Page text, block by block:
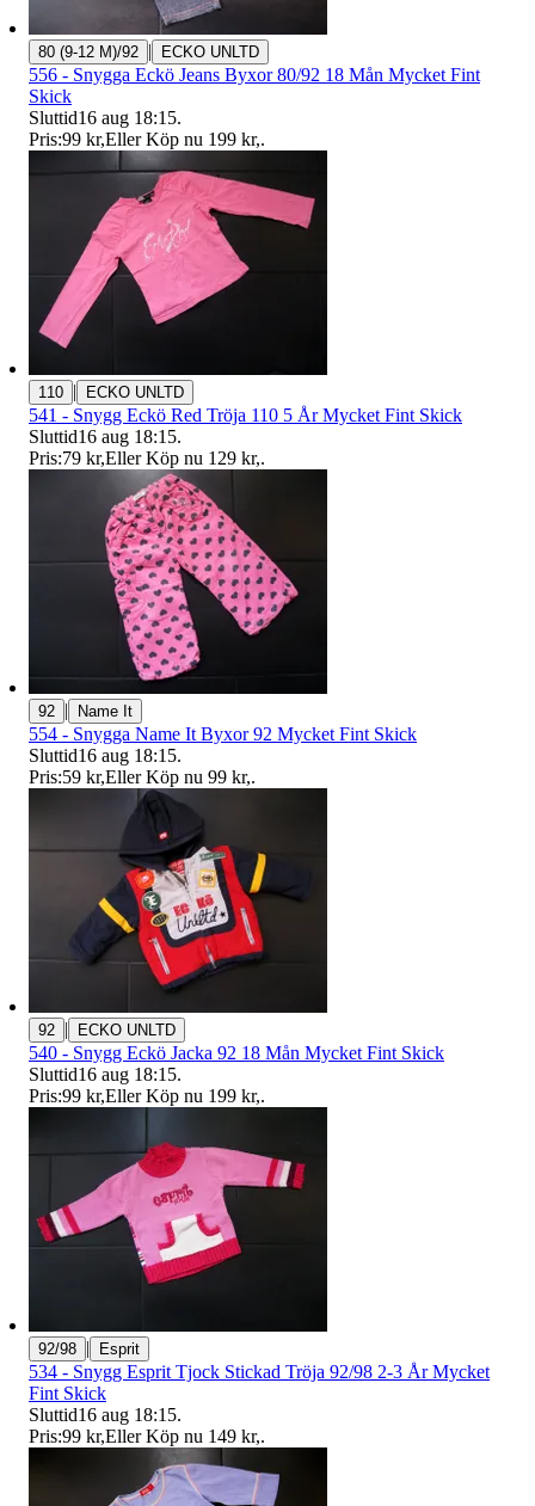
80 (9-12 M)/92 | ECKO UNLTD
556 - Snygga Eckö Jeans Byxor 80/92 18 Mån Mycket Fint
Skick
Sluttid16 aug 18:15.
Pris:99 kr,Eller Köp nu 199 kr,.
110 | ECKO UNLTD
541 - Snygg Eckö Red Tröja 110 5 År Mycket Fint Skick
Sluttid16 aug 18:15.
Pris:79 kr,Eller Köp nu 129 kr,.
92 | Name It
554 - Snygga Name It Byxor 92 Mycket Fint Skick
Sluttid16 aug 18:15.
Pris:59 kr,Eller Köp nu 99 kr,.
92 | ECKO UNLTD
540 - Snygg Eckö Jacka 92 18 Mån Mycket Fint Skick
Sluttid16 aug 18:15.
Pris:99 kr,Eller Köp nu 199 kr,.
92/98 | Esprit
534 - Snygg Esprit Tjock Stickad Tröja 92/98 2-3 År Mycket
Fint Skick
Sluttid16 aug 18:15.
Pris:99 kr,Eller Köp nu 149 kr,.